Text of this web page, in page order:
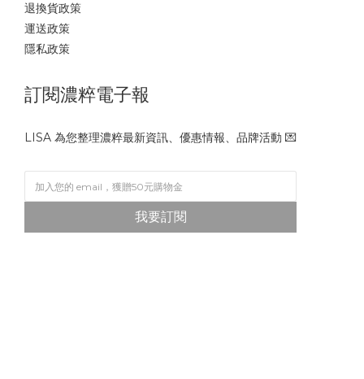
退換貨政策
運送政策
隱私政策
訂閱濃粹電子報
LISA 為您整理濃粹最新資訊、優惠情報、品牌活動 💌
我要訂閱